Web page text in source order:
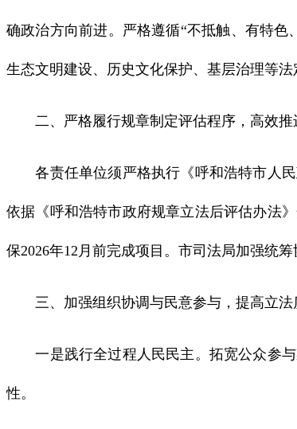
确政治方向前进。严格遵循“不抵触、有特色
生态文明建设、历史文化保护、基层治理等
二、严格履行规章制定评估程序，高效推
各责任单位须严格执行《呼和浩特市人民
依据《呼和浩特市政府规章立法后评估办法
保2026年12月前完成项目。市司法局加强统筹
三、加强组织协调与民意参与，提高立法
一是践行全过程人民民主。拓宽公众参与
性。